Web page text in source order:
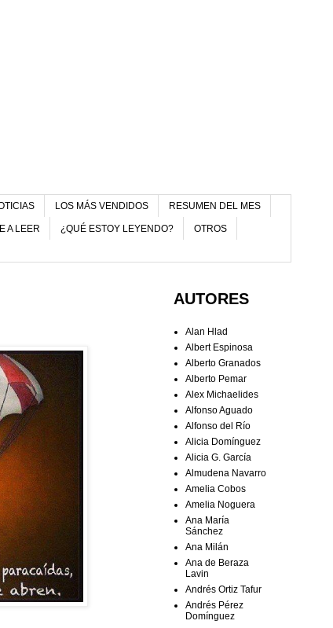
LOS MÁS VENDIDOS RESUMEN DEL MES
A LEER ¿QUÉ ESTOY LEYENDO? OTROS
AUTORES
Alan Hlad
Albert Espinosa
Alberto Granados
Alberto Pemar
Alex Michaelides
Alfonso Aguado
Alfonso del Río
Alicia Domínguez
Alicia G. García
Almudena Navarro
Amelia Cobos
Amelia Noguera
Ana María
Sánchez
Ana Milán
Ana de Beraza
Lavin
Andrés Ortiz Tafur
Andrés Pérez
Domínguez